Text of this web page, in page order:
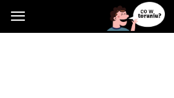
Cowtoruniu.pl